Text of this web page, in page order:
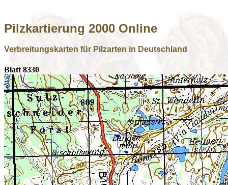
Pilzkartierung 2000 Online
Verbreitungskarten für Pilzarten in Deutschland
Blatt 8330